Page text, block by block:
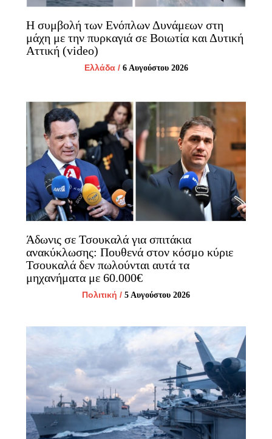
Η συμβολή των Ενόπλων Δυνάμεων στη
μάχη με την πυρκαγιά σε Βοιωτία και Δυτική
Αττική (video)
Ελλάδα/ 6 Αυγούστου 2026
Άδωνις σε Τσουκαλά για σπιτάκια
ανακύκλωσης: Πουθενά στον κόσμο κύριε
Τσουκαλά δεν πωλούνται αυτά τα
μηχανήματα με 60.000€
Πολιτική / 5 Αυγούστου 2026